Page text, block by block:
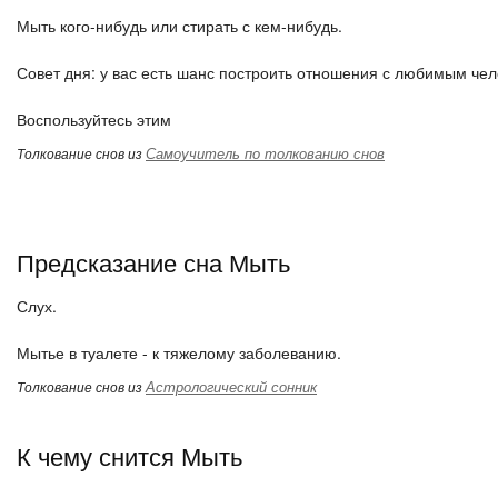
Мыть кого-нибудь или стирать с кем-нибудь.
Совет дня: у вас есть шанс построить отношения с любимым
Воспользуйтесь этим
Толкование снов изСамоучитель по толкованию снов
Предсказание сна Мыть
Слух.
Мытье в туалете - к тяжелому заболеванию.
Толкование снов изАстрологический сонник
К чему снится Мыть